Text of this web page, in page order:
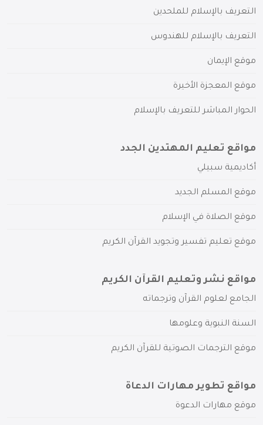
التعريف بالإسلام للملحدين
التعريف بالإسلام للهندوس
موقع الإيمان
موقع المعجزة الأخيرة
الحوار المباشر للتعريف بالإسلام
مواقع تعليم المهتدين الجدد
أكاديمية سبيلي
موقع المسلم الجديد
موقع الصلاة في الإسلام
موقع تعليم تفسير وتجويد القرآن الكريم
مواقع نشر وتعليم القرآن الكريم
الجامع لعلوم القرآن وترجماته
السنة النبوية وعلومها
موقع الترجمات الصوتية للقرآن الكريم
مواقع تطوير مهارات الدعاة
موقع مهارات الدعوة